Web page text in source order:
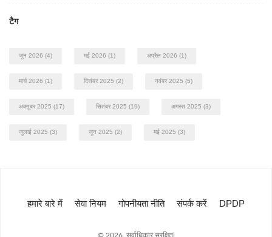
टैग
जून 2026 (4) मई 2026 (1) अप्रैल 2026 (1)
मार्च 2026 (1) दिसंबर 2025 (2) नवंबर 2025 (5)
अक्तूबर 2025 (17) सितंबर 2025 (19) अगस्त 2025 (3)
जुलाई 2025 (3) जून 2025 (2) मई 2025 (3)
हमारे बारे में सेवा नियम गोपनीयता नीति संपर्क करें DPDP
© 2026. सर्वाधिकार सुरक्षित|